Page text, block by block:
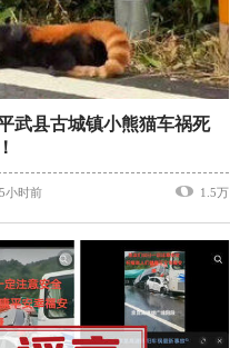
武县古城镇小熊猫车祸死
5小时前 1.5万